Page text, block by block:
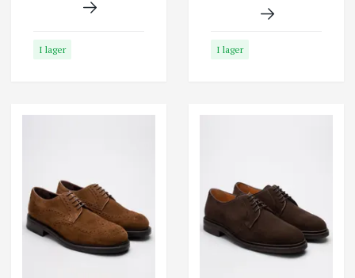
I lager I lager